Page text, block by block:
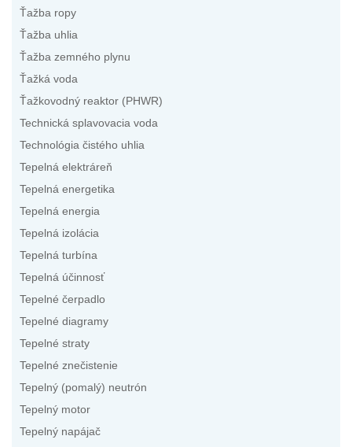
Ťažba ropy
Ťažba uhlia
Ťažba zemného plynu
Ťažká voda
Ťažkovodný reaktor (PHWR)
Technická splavovacia voda
Technológia čistého uhlia
Tepelná elektráreň
Tepelná energetika
Tepelná energia
Tepelná izolácia
Tepelná turbína
Tepelná účinnosť
Tepelné čerpadlo
Tepelné diagramy
Tepelné straty
Tepelné znečistenie
Tepelný (pomalý) neutrón
Tepelný motor
Tepelný napájač